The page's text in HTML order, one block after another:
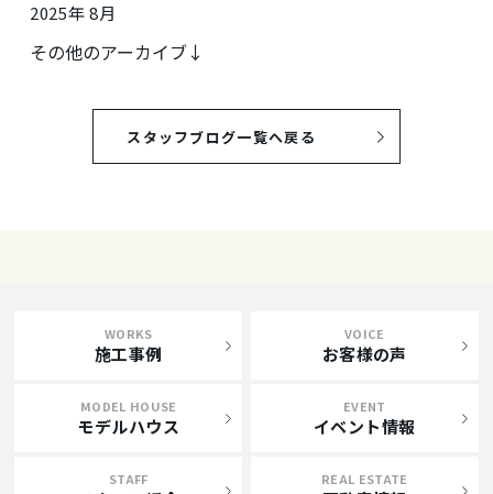
2025年 8月
その他のアーカイブ↓
スタッフブログ一覧へ戻る
WORKS
施工事例
VOICE
お客様の声
MODEL HOUSE
モデルハウス
EVENT
イベント情報
STAFF REAL ESTATE